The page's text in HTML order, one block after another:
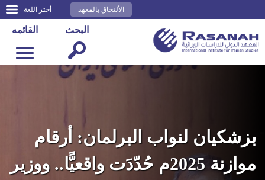
أختر اللغة الألتحاق بالمعهد
القائمه البحث
بزشكيان لنواب البرلمان: أرقام
موازنة 2025م حُدّدَت واقعيًّا.. ووزير